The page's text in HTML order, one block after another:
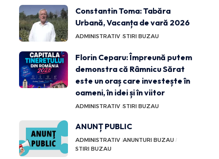
Constantin Toma: Tabăra
Urbană, Vacanța de vară 2026
ADMINISTRATIV STIRI BUZAU
Florin Ceparu: Împreună putem
demonstra că Râmnicu Sărat
este un oraș care investește în
oameni, în idei și în viitor
ADMINISTRATIV STIRI BUZAU
ANUNȚ PUBLIC
ADMINISTRATIV ANUNTURI BUZAU
STIRI BUZAU